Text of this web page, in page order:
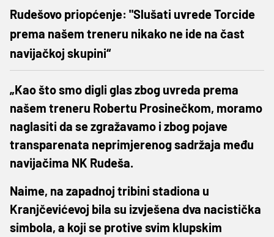
Rudešovo priopćenje: "Slušati uvrede Torcide
prema našem treneru nikako ne ide na čast
navijačkoj skupini“
„Kao što smo digli glas zbog uvreda prema
našem treneru Robertu Prosinečkom, moramo
naglasiti da se zgražavamo i zbog pojave
transparenata neprimjerenog sadržaja među
navijačima NK Rudeša.
Naime, na zapadnoj tribini stadiona u
Kranjčevićevoj bila su izvješena dva nacistička
simbola, a koji se protive svim klupskim